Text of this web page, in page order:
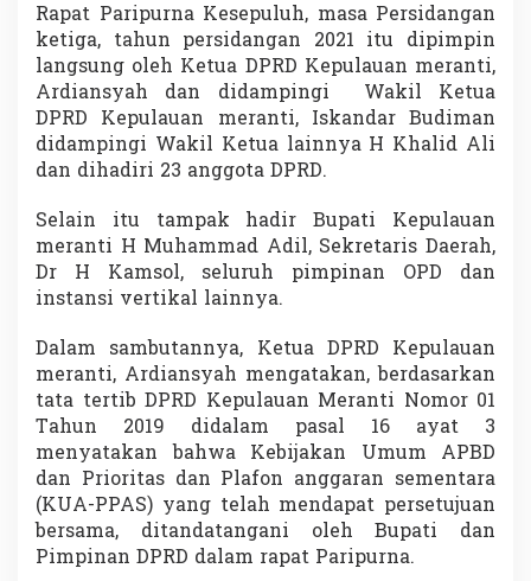
i
,
P
e
n
d
a
p
a
a
n
e
r
a
m
b
a
h
R
p
8
0
M
i
Rapat Paripurna Kesepuluh, masa Persidangan
ketiga, tahun persidangan 2021 itu dipimpin
langsung oleh Ketua DPRD Kepulauan meranti,
Ardiansyah dan didampingi Wakil Ketua
DPRD Kepulauan meranti, Iskandar Budiman
didampingi Wakil Ketua lainnya H Khalid Ali
dan dihadiri 23 anggota DPRD.
Selain itu tampak hadir Bupati Kepulauan
meranti H Muhammad Adil, Sekretaris Daerah,
Dr H Kamsol, seluruh pimpinan OPD dan
instansi vertikal lainnya.
Dalam sambutannya, Ketua DPRD Kepulauan
meranti, Ardiansyah mengatakan, berdasarkan
tata tertib DPRD Kepulauan Meranti Nomor 01
Tahun 2019 didalam pasal 16 ayat 3
menyatakan bahwa Kebijakan Umum APBD
dan Prioritas dan Plafon anggaran sementara
(KUA-PPAS) yang telah mendapat persetujuan
bersama, ditandatangani oleh Bupati dan
Pimpinan DPRD dalam rapat Paripurna.